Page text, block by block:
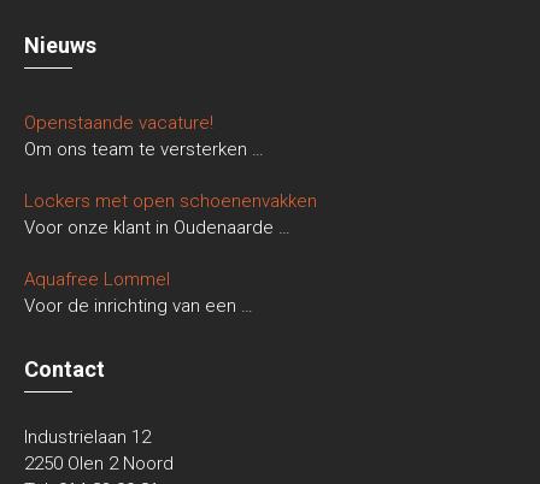
Nieuws
Openstaande vacature!
Om ons team te versterken …
Lockers met open schoenenvakken
Voor onze klant in Oudenaarde …
Aquafree Lommel
Voor de inrichting van een …
Contact
Industrielaan 12
2250 Olen 2 Noord